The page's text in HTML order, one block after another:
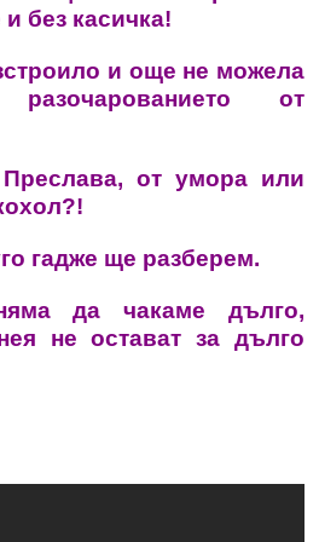
без касичка!
и още не можела
от
от умора или
гадже ще разберем.
да чакаме дълго,
не остават за дълго